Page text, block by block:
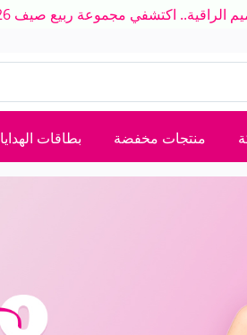
اكتشفي مجموعة ربيع صيف 2026 الجديدة بلمسة عصرية
منتجات مخفضة بطاقات الهدايا